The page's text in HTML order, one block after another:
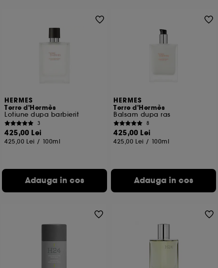
HERMES
Terre d'Hermès
Lotiune dupa barbierit
3
425,00 Lei
425,00 Lei / 100ml
Adauga in cos
HERMES
Terre d'Hermès
Balsam dupa ras
8
425,00 Lei
425,00 Lei / 100ml
Adauga in cos
De asemenea, Google colecteaza si partajeaza cu
noi anumite informatii si toate functionalitatile si
pagina
https://business.safety.google/privacy/
Cu exceptia cookie-urilor tehnice, plasarea si citirea
celorlalte necesita acordul tau. Poti sa iti personalizezi
apasa butonul de "Accepta toate" sau "Respinge
toate". Poti alege sa iti modifici preferintele oricand.
Daca doresti mai multe informatii despre cookie-urile